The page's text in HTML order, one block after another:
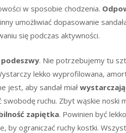
w sposobie chodzenia.
umożliwiać dopasowanie
się podczas aktywności.
. Nie potrzebujemy tu
lekko wyprofilowana,
jest, aby sandał miał
swobodę ruchu. Zbyt wąskie noski
zapiętka. Powinien być
by ograniczać ruchy kostki.